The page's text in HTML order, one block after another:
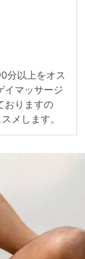
分以上をオス
イマッサージ
おりますの
メします。